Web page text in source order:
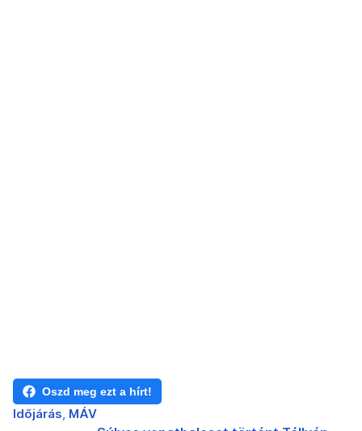
Oszd meg ezt a hírt!
Időjárás MÁV